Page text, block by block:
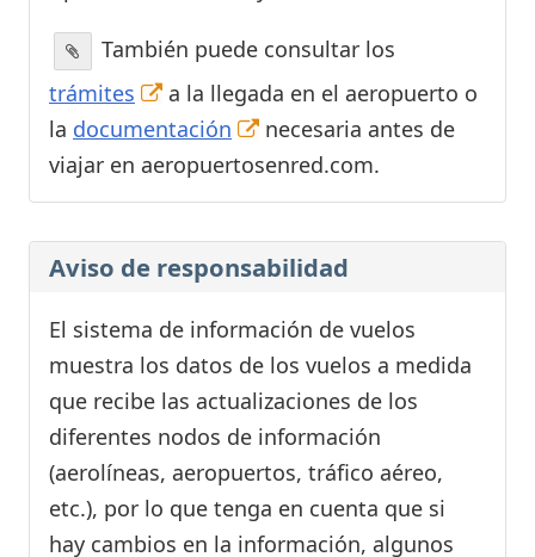
También puede consultar los
trámites
a la llegada en el aeropuerto o
la documentación
necesaria antes de
viajar en aeropuertosenred.com.
Aviso de responsabilidad
El sistema de información de vuelos
muestra los datos de los vuelos a medida
que recibe las actualizaciones de los
diferentes nodos de información
(aerolíneas, aeropuertos, tráfico aéreo,
etc.), por lo que tenga en cuenta que si
hay cambios en la información, algunos